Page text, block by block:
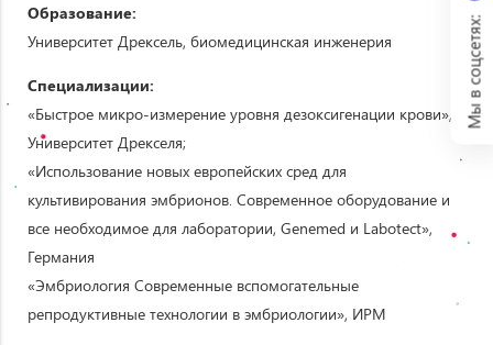
Образование:
Университет Дрексель, биомедицинская инженерия
Специализации:
«Быстрое микро-измерение уровня дезоксигенации крови»,
Университет Дрекселя;
«Использование новых европейских сред для
культивирования эмбрионов. Современное оборудование и
все необходимое для лаборатории, Genemed и Labotect»,
Германия
«Эмбриология Современные вспомогательные
репродуктивные технологии в эмбриологии», ИРМ
Мы в соцсетях: